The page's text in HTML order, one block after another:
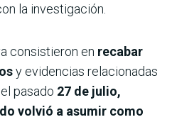
la investigación.
consistieron en recabar
y evidencias relacionadas
pasado 27 de julio,
volvió a asumir como